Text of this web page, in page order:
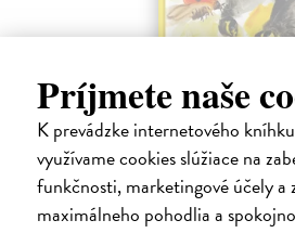
Príjmete naše
K prevádzke internetového
využívame cookies slúžiace na
funkčnosti, marketingové účely a
maximálneho pohodlia a
Alica a hmyz
Dúbravský Andrej| Kniha
Alica je zvedavá mačka, ktorá býva so
fascinovaní ríšou hmyzu.